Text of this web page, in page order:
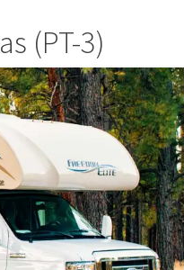
(PT-3)